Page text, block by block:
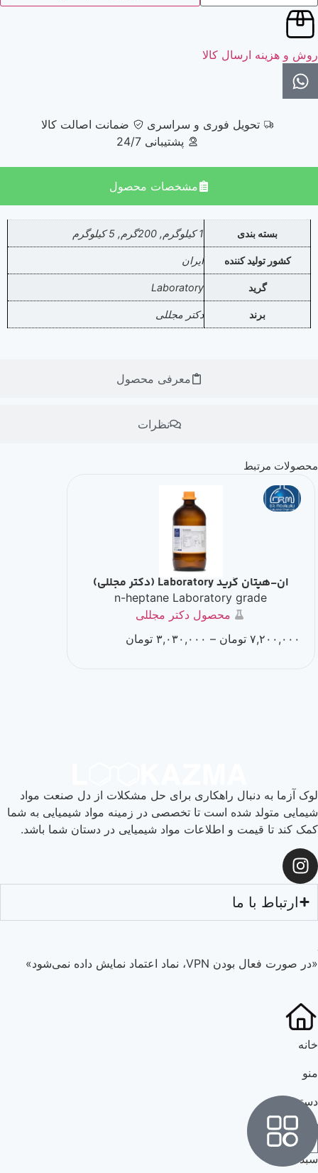
روش و هزینه ارسال کالا
تحویل فوری و سراسری
ضمانت اصالت کالا
پشتیبانی 24/7
مشخصات محصول
معرفی محصول
نظرات
بسته بندی 1 کیلوگرم, 200گرم, 5 کیلوگرم
کشور تولید کننده ایران
گرید Laboratory
برند دکتر مجللی
محصولات مرتبط
ان-هپتان گرید Laboratory (دکتر مجللی)
n-heptane Laboratory grade
محصول دکتر مجللی
۷,۲۰۰,۰۰۰ تومان – ۳,۰۳۰,۰۰۰ تومان
لوک آزما به دنبال راهکاری برای حل مشکلات از دل صنعت مواد
شیمایی متولد شده است تا تخصصی در زمینه مواد شیمیایی به شما
کمک کند تا قیمت و اطلاعات مواد شیمیایی در دستان شما باشد.
ارتباط با ما
«در صورت فعال بودن VPN، نماد اعتماد نمایش داده نمی‌شود»
خانه
منو
دسته بندی
سبد خرید